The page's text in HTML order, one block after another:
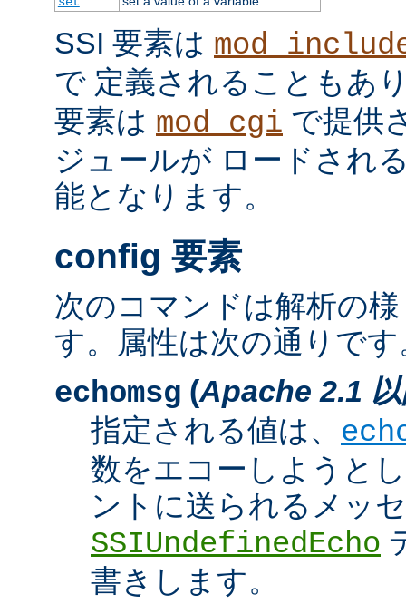
SSI 要素は
で 定義されることもあ
要素は mod_cgi で提供
ジュールが ロードされ
能となります。
config 要素
次のコマンドは解析の
す。属性は次の通りです
echomsg (Apache 2.1
指定される値は、
数をエコーしようと
ントに送られるメッ
SSIUndefinedEcho
書きします。